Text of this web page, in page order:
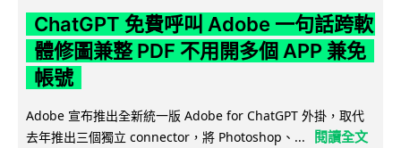
ChatGPT 免費呼叫 Adobe 一句話跨軟
體修圖兼整 PDF 不用開多個 APP 兼免
帳號
Adobe 宣布推出全新統一版 Adobe for ChatGPT 外掛，取代
去年推出三個獨立 connector，將 Photoshop、...
閱讀全文